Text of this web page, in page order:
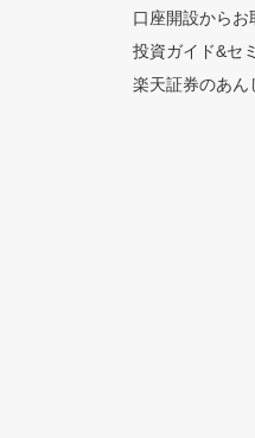
口座開設から
投資ガイド&セ
楽天証券のあん